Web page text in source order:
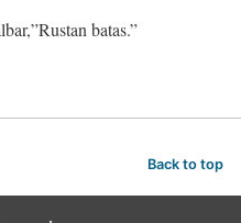
batas.”
Back to top